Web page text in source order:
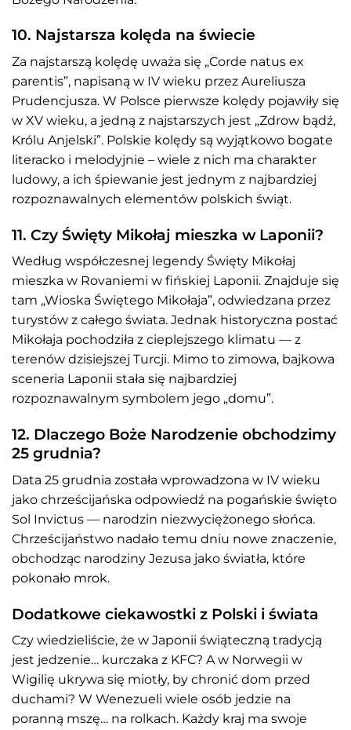
10. Najstarsza kolęda na świecie
Za najstarszą kolędę uważa się „Corde natus ex
parentis”, napisaną w IV wieku przez Aureliusza
Prudencjusza. W Polsce pierwsze kolędy pojawiły się
w XV wieku, a jedną z najstarszych jest „Zdrow bądź,
Królu Anjelski”. Polskie kolędy są wyjątkowo bogate
literacko i melodyjnie – wiele z nich ma charakter
ludowy, a ich śpiewanie jest jednym z najbardziej
rozpoznawalnych elementów polskich świąt.
11. Czy Święty Mikołaj mieszka w Laponii?
Według współczesnej legendy Święty Mikołaj
mieszka w Rovaniemi w fińskiej Laponii. Znajduje się
tam „Wioska Świętego Mikołaja”, odwiedzana przez
turystów z całego świata. Jednak historyczna postać
Mikołaja pochodziła z cieplejszego klimatu — z
terenów dzisiejszej Turcji. Mimo to zimowa, bajkowa
sceneria Laponii stała się najbardziej
rozpoznawalnym symbolem jego „domu”.
12. Dlaczego Boże Narodzenie obchodzimy
25 grudnia?
Data 25 grudnia została wprowadzona w IV wieku
jako chrześcijańska odpowiedź na pogańskie święto
Sol Invictus — narodzin niezwyciężonego słońca.
Chrześcijaństwo nadało temu dniu nowe znaczenie,
obchodząc narodziny Jezusa jako światła, które
pokonało mrok.
Dodatkowe ciekawostki z Polski i świata
Czy wiedzieliście, że w Japonii świąteczną tradycją
jest jedzenie… kurczaka z KFC? A w Norwegii w
Wigilię ukrywa się miotły, by chronić dom przed
duchami? W Wenezueli wiele osób jedzie na
poranną mszę… na rolkach. Każdy kraj ma swoje